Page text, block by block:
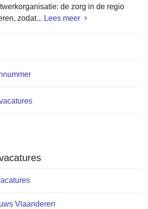
de zorg in de regio
zodat... Lees meer
Vlaanderen